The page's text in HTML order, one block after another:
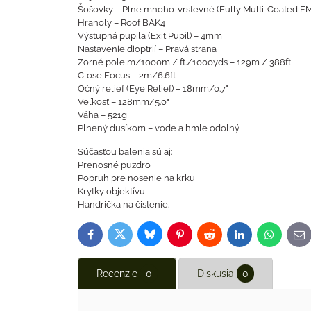
Šošovky – Plne mnoho-vrstevné (Fully Multi-Coated
Hranoly – Roof BAK4
Výstupná pupila (Exit Pupil) – 4mm
Nastavenie dioptrií – Pravá strana
Zorné pole m/1000m / ft./1000yds – 129m / 388ft
Close Focus – 2m/6.6ft
Očný relief (Eye Relief) – 18mm/0.7"
Veľkosť – 128mm/5.0"
Váha – 521g
Plnený dusíkom – vode a hmle odolný
Súčasťou balenia sú aj:
Prenosné puzdro
Popruh pre nosenie na krku
Krytky objektívu
Handrička na čistenie.
FacebookTwitterBlueskyPinterestReddit LinkedInWhatsApp
E-
mail
Recenzie 0 Diskusia 0